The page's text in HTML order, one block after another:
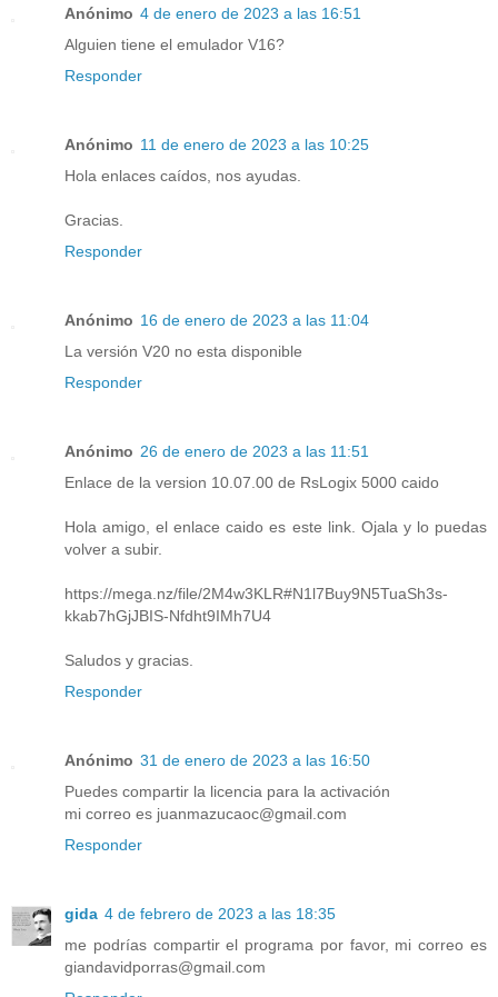
Anónimo 4 de enero de 2023 a las 16:51
Alguien tiene el emulador V16?
Responder
Anónimo 11 de enero de 2023 a las 10:25
Hola enlaces caídos, nos ayudas.
Gracias.
Responder
Anónimo 16 de enero de 2023 a las 11:04
La versión V20 no esta disponible
Responder
Anónimo 26 de enero de 2023 a las 11:51
Enlace de la version 10.07.00 de RsLogix 5000 caido
Hola amigo, el enlace caido es este link. Ojala y lo puedas
volver a subir.
https://mega.nz/file/2M4w3KLR#N1l7Buy9N5TuaSh3s-
kkab7hGjJBIS-Nfdht9IMh7U4
Saludos y gracias.
Responder
Anónimo 31 de enero de 2023 a las 16:50
Puedes compartir la licencia para la activación
mi correo es juanmazucaoc@gmail.com
Responder
gida 4 de febrero de 2023 a las 18:35
me podrías compartir el programa por favor, mi correo es
giandavidporras@gmail.com